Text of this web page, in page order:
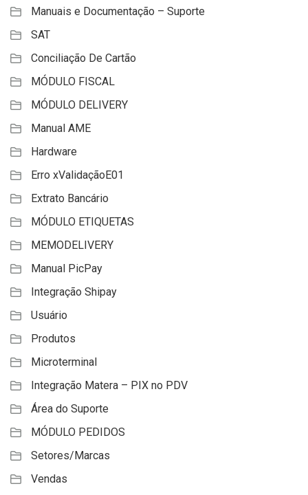
Manuais e Documentação – Suporte
SAT
Conciliação De Cartão
MÓDULO FISCAL
MÓDULO DELIVERY
Manual AME
Hardware
Erro xValidaçãoE01
Extrato Bancário
MÓDULO ETIQUETAS
MEMODELIVERY
Manual PicPay
Integração Shipay
Usuário
Produtos
Microterminal
Integração Matera – PIX no PDV
Área do Suporte
MÓDULO PEDIDOS
Setores/Marcas
Vendas